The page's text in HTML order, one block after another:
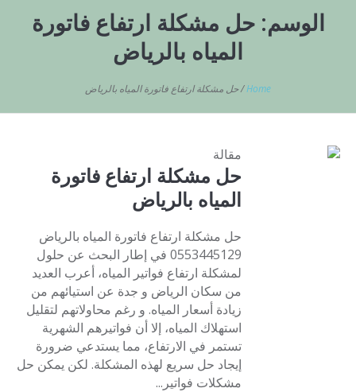
الوسم:حل مشكلة ارتفاع فاتورة
المياه بالرياض
Home
/حل مشكلة ارتفاع فاتورة المياه بالرياض
مقالة
حل مشكلة ارتفاع فاتورة
المياه بالرياض
حل مشكلة ارتفاع فاتورة المياه بالرياض
0553445129 في إطار البحث عن حلول
لمشكلة ارتفاع فواتير المياه، أعرب العديد
من سكان الرياض و جدة عن استيائهم من
زيادة أسعار المياه. و رغم محاولاتهم لتقليل
استهلاك المياه، إلا أن فواتيرهم الشهرية
تستمر في الارتفاع، مما يستدعي ضرورة
إيجاد حل سريع لهذه المشكلة. لكن يمكن حل
مشكلات فواتير...